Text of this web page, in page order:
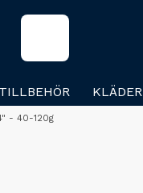
TILLBEHÖR KLÄDER
- 40-120g